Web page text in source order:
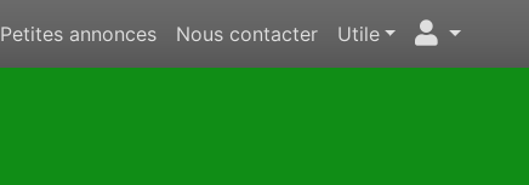
Petites annonces Nous contacter Utile